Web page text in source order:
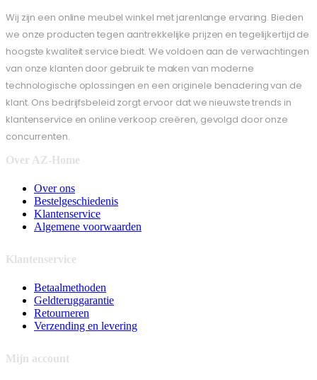
Wij zijn een online meubel winkel met jarenlange ervaring. Bieden
we onze producten tegen aantrekkelijke prijzen en tegelijkertijd de
hoogste kwaliteit service biedt. We voldoen aan de verwachtingen
van onze klanten door gebruik te maken van moderne
technologische oplossingen en een originele benadering van de
klant. Ons bedrijfsbeleid zorgt ervoor dat we nieuwste trends in
klantenservice en online verkoop creëren, gevolgd door onze
concurrenten.
Over AZ-Home
Over ons
Bestelgeschiedenis
Klantenservice
Algemene voorwaarden
Klantenservice
Betaalmethoden
Geldteruggarantie
Retourneren
Verzending en levering
Mijn account